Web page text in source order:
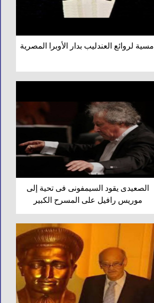
أمسية لروائع العندليب بدار الأوبرا المصرية
الصعيدى يقود السيمفونى فى تحية إلى
موريس رافيل على المسرح الكبير